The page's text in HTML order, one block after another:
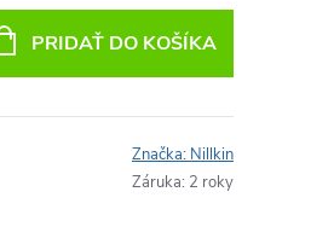
PRIDAŤ DO KOŠÍKA
Značka: Nillkin
Záruka: 2 roky